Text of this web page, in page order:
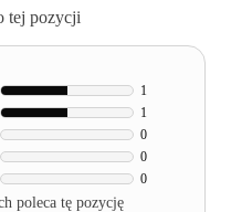
tej pozycji
0
0
0
1
1
poleca tę pozycję